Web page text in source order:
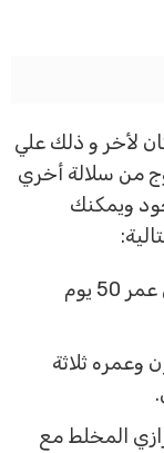
و ذلك علي
سلالة أخري
ويمكنك
يوجد سعر القط الشيرازي عن عمر 50 يوم
ثلاثة
المخلط مع